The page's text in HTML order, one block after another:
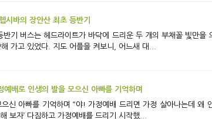
시바의 장안산 최초 등반기
대선과 나라를 위한 기
가고 있었다. 지도 어플을 켜보니, 어느새 대...
예배로 인생의 발을 모으신 아빠를 기억하며
려!!!” 원로 목사님의 말씀 한마디에 그해 너무도 힘든 시기를 보내고 있
보자’ 다짐하고 가정예배를 드리기 시작했...